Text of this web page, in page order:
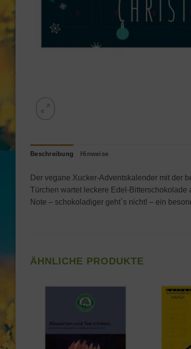
Beschreibung Hinweise
Der vegane Xucker-Adventskalender mit der
Türchen wartet leckere Edel-
Note – schokoladiger geht´s nicht! – ein
ÄHNLICHE PRODUKTE